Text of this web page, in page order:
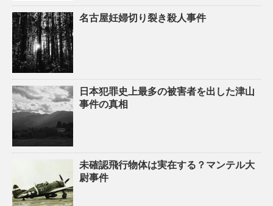
名古屋妊婦切り裂き殺人事件
日本犯罪史上最多の被害者を出した津山
事件の真相
未確認飛行物体は実在する？マンテル大
尉事件